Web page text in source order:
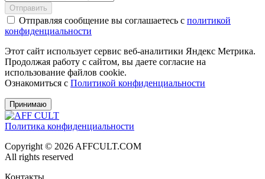
Отправить
Отправляя сообщение вы соглашаетесь с политикой
конфиденциальности
Этот сайт использует сервис веб-аналитики Яндекс Метрика.
Продолжая работу с сайтом, вы даете согласие на
использование файлов cookie.
Ознакомиться с Политикой конфиденциальности
Принимаю
Политика конфиденциальности
Copyright © 2026 AFFCULT.COM
All rights reserved